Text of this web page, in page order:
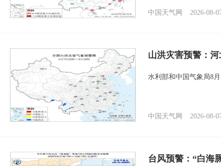
中国天气网 2026-08-
山洪灾害预警：
水利部和中国气象局8
中国天气网 2026-08-
台风预警：“白海